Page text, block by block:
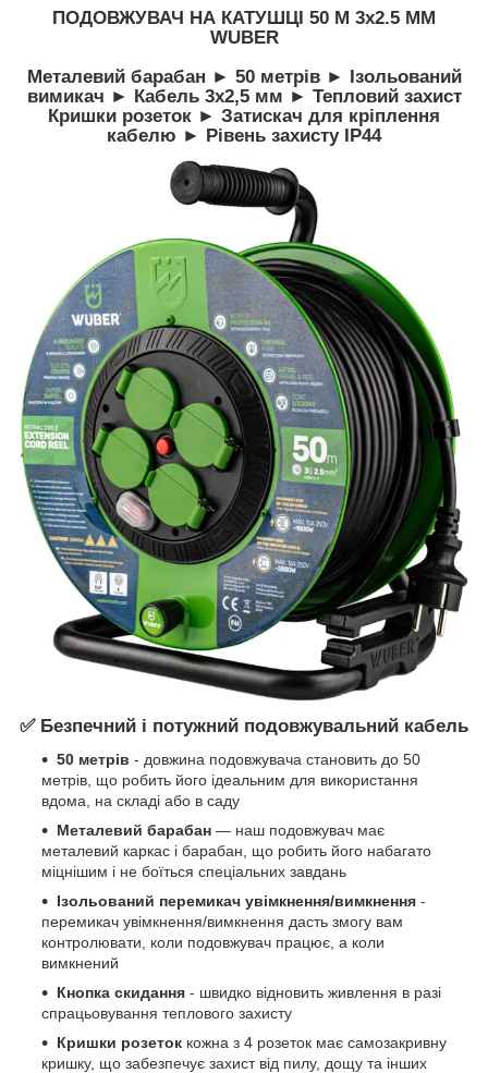
ПОДОВЖУВАЧ НА КАТУШЦІ 50 М 3x2.5 ММ
WUBER
Металевий барабан ► 50 метрів ► Ізольований
вимикач ► Кабель 3x2,5 мм ► Тепловий захист
Кришки розеток ► Затискач для кріплення
кабелю ► Рівень захисту IP44
✅ Безпечний і потужний подовжувальний кабель
50 метрів - довжина подовжувача становить до 50
метрів, що робить його ідеальним для використання
вдома, на складі або в саду
Металевий барабан — наш подовжувач має
металевий каркас і барабан, що робить його набагато
міцнішим і не боїться спеціальних завдань
Ізольований перемикач увімкнення/вимкнення -
перемикач увімкнення/вимкнення дасть змогу вам
контролювати, коли подовжувач працює, а коли
вимкнений
Кнопка скидання - швидко відновить живлення в разі
спрацьовування теплового захисту
Кришки розеток кожна з 4 розеток має самозакривну
кришку, що забезпечує захист від пилу, дощу та інших